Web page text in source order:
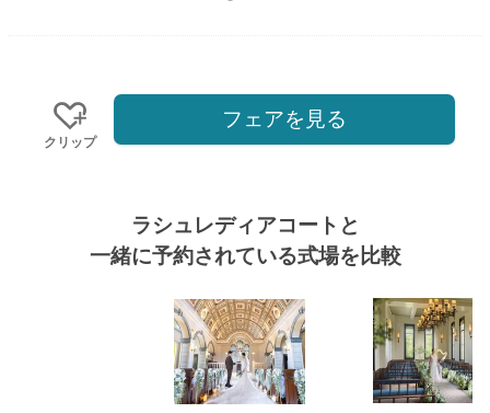
クリップ
フェアを見る
ラシュレディアコートと
一緒に予約されている式場を比較